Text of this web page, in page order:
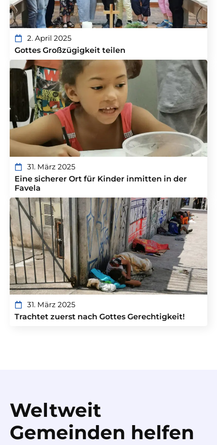
2. April 2025
Gottes Großzügigkeit teilen
31. März 2025
Eine sicherer Ort für Kinder inmitten in der
Favela
31. März 2025
Trachtet zuerst nach Gottes Gerechtigkeit!
Weltweit
Gemeinden helfen